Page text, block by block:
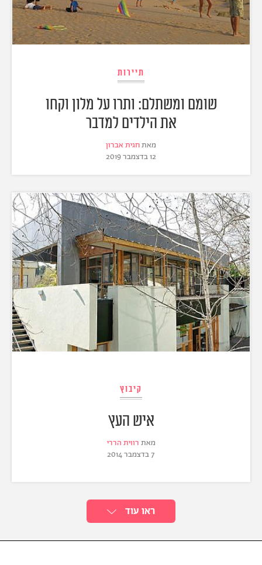
תיירות
שומם ומשתלם: ותרו על מלון וקחו
את הילדים למדבר
מאתחגית אברון
12 בדצמבר 2019
קיבוץ
איש העץ
מאת רווית הררי
7 בדצמבר 2014
ראו עוד